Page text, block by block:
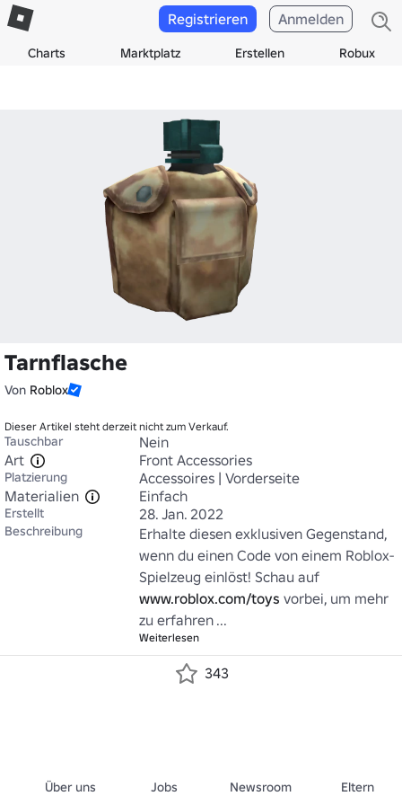
Charts Marktplatz Erstellen Robux
Registrieren Anmelden
Tarnflasche
Von Roblox
Dieser Artikel steht derzeit nicht zum Verkauf.
Tauschbar
Nein
Art
Front Accessories
Platzierung
Accessoires | Vorderseite
Materialien
Einfach
Erstellt 28. Jan. 2022
Beschreibung
Erhalte diesen exklusiven Gegenstand,
wenn du einen Code von einem Roblox-
www.roblox.com/toys vorbei, um mehr
zu erfahren ...
Weiterlesen
343
Über uns Jobs Newsroom Eltern